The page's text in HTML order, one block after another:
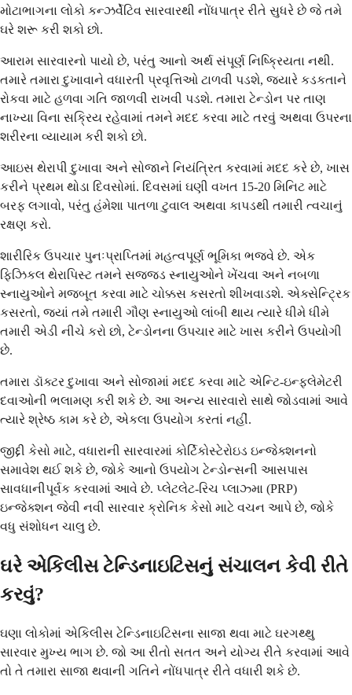
મોટાભાગના લોકો કન્ઝર્વેટિવ સારવારથી નોંધપાત્ર રીતે સુધરે છે જે તમે
ઘરે શરૂ કરી શકો છો.
આરામ સારવારનો પાયો છે, પરંતુ આનો અર્થ સંપૂર્ણ નિષ્ક્રિયતા નથી.
તમારે તમારા દુખાવાને વધારતી પ્રવૃત્તિઓ ટાળવી પડશે, જ્યારે કડકતાને
રોકવા માટે હળવા ગતિ જાળવી રાખવી પડશે. તમારા ટેન્ડોન પર તાણ
નાખ્યા વિના સક્રિય રહેવામાં તમને મદદ કરવા માટે તરવું અથવા ઉપરના
શરીરના વ્યાયામ કરી શકો છો.
આઇસ થેરાપી દુખાવા અને સોજાને નિયંત્રિત કરવામાં મદદ કરે છે, ખાસ
કરીને પ્રથમ થોડા દિવસોમાં. દિવસમાં ઘણી વખત 15-20 મિનિટ માટે
બરફ લગાવો, પરંતુ હંમેશા પાતળા ટુવાલ અથવા કાપડથી તમારી ત્વચાનું
રક્ષણ કરો.
શારીરિક ઉપચાર પુનઃપ્રાપ્તિમાં મહત્વપૂર્ણ ભૂમિકા ભજવે છે. એક
ફિઝિકલ થેરાપિસ્ટ તમને સજ્જડ સ્નાયુઓને ખેંચવા અને નબળા
સ્નાયુઓને મજબૂત કરવા માટે ચોક્કસ કસરતો શીખવાડશે. એક્સેન્ટ્રિક
કસરતો, જ્યાં તમે તમારી ગૌણ સ્નાયુઓ લાંબી થાય ત્યારે ધીમે ધીમે
તમારી એડી નીચે કરો છો, ટેન્ડોનના ઉપચાર માટે ખાસ કરીને ઉપયોગી
છે.
તમારા ડૉક્ટર દુખાવા અને સોજામાં મદદ કરવા માટે એન્ટિ-ઇન્ફ્લેમેટરી
દવાઓની ભલામણ કરી શકે છે. આ અન્ય સારવારો સાથે જોડવામાં આવે
ત્યારે શ્રેષ્ઠ કામ કરે છે, એકલા ઉપયોગ કરતાં નહીં.
જીદ્દી કેસો માટે, વધારાની સારવારમાં કોર્ટિકોસ્ટેરોઇડ ઇન્જેક્શનનો
સમાવેશ થઈ શકે છે, જોકે આનો ઉપયોગ ટેન્ડોન્સની આસપાસ
સાવધાનીપૂર્વક કરવામાં આવે છે. પ્લેટલેટ-રિચ પ્લાઝ્મા (PRP)
ઇન્જેક્શન જેવી નવી સારવાર ક્રોનિક કેસો માટે વચન આપે છે, જોકે
વધુ સંશોધન ચાલુ છે.
ઘરે એકિલીસ ટેન્ડિનાઇટિસનું સંચાલન કેવી રીતે
કરવું?
ઘણા લોકોમાં એકિલીસ ટેન્ડિનાઇટિસના સાજા થવા માટે ઘરગથ્થુ
સારવાર મુખ્ય ભાગ છે. જો આ રીતો સતત અને યોગ્ય રીતે કરવામાં આવે
તો તે તમારા સાજા થવાની ગતિને નોંધપાત્ર રીતે વધારી શકે છે.